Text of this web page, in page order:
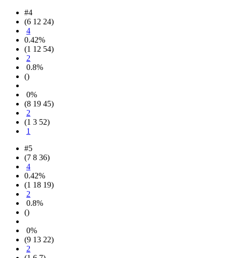
#4
(6 12 24)
4
0.42%
(1 12 54)
2
0.8%
()
0%
(8 19 45)
2
(1 3 52)
1
#5
(7 8 36)
4
0.42%
(1 18 19)
2
0.8%
()
0%
(9 13 22)
2